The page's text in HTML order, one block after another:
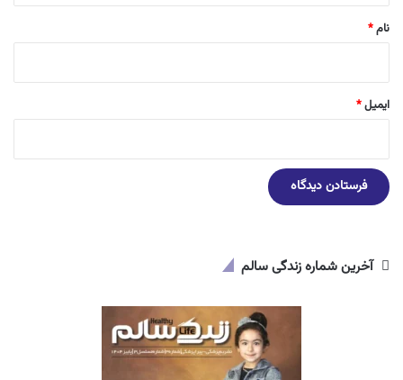
نام*
ایمیل*
آخرین شماره زندگی سالم